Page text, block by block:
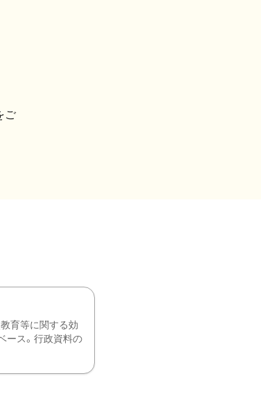
ご
育等に関する効
ース。行政資料の